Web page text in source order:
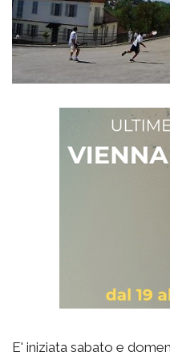
E' iniziata sabato e